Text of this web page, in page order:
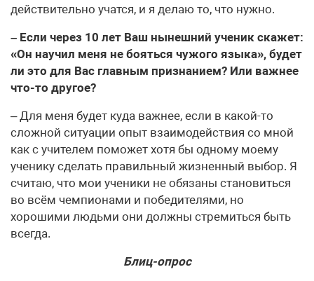
действительно учатся, и я делаю то, что нужно.
– Если через 10 лет Ваш нынешний ученик скажет:
«Он научил меня не бояться чужого языка», будет
ли это для Вас главным признанием? Или важнее
что-то другое?
– Для меня будет куда важнее, если в какой-то
сложной ситуации опыт взаимодействия со мной
как с учителем поможет хотя бы одному моему
ученику сделать правильный жизненный выбор. Я
считаю, что мои ученики не обязаны становиться
во всём чемпионами и победителями, но
хорошими людьми они должны стремиться быть
всегда.
Блиц-опрос